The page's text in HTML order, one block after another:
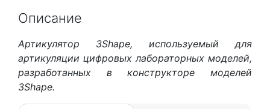
Описание
Артикулятор 3Shape, используемый для
артикуляции цифровых лабораторных моделей,
разработанных в конструкторе моделей
3Shape.